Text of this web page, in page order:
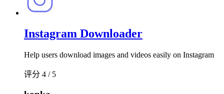
Instagram Downloader
Help users download images and videos easily on Instagram
评分 4 / 5